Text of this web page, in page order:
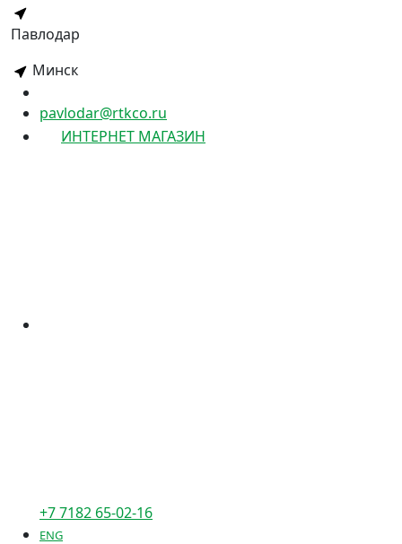
Павлодар
Минск
pavlodar@rtkco.ru
ИНТЕРНЕТ МАГАЗИН
+7 7182 65-02-16
ENG